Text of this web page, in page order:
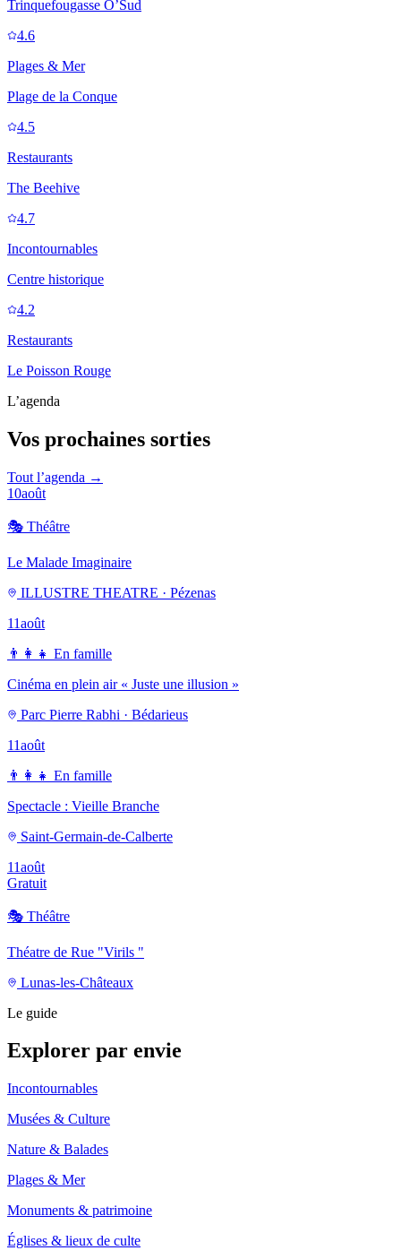
Trinquefougasse O’Sud
4.6
Plages & Mer
Plage de la Conque
4.5
Restaurants
The Beehive
4.7
Incontournables
Centre historique
4.2
Restaurants
Le Poisson Rouge
L’agenda
Vos prochaines sorties
Tout l’agenda →
10août
🎭 Théâtre
Le Malade Imaginaire
ILLUSTRE THEATRE · Pézenas
11août
👨‍👩‍👧 En famille
Cinéma en plein air « Juste une illusion »
Parc Pierre Rabhi · Bédarieus
11août
👨‍👩‍👧 En famille
Spectacle : Vieille Branche
Saint-Germain-de-Calberte
11août
Gratuit
🎭 Théâtre
Théatre de Rue "Virils "
Lunas-les-Châteaux
Le guide
Explorer par envie
Incontournables
Musées & Culture
Nature & Balades
Plages & Mer
Monuments & patrimoine
Églises & lieux de culte